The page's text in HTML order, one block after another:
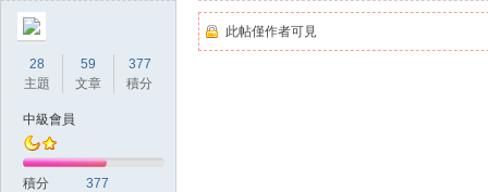
28
主題
59
文章
377
積分
中級會員
積分 377
此帖僅作者可見